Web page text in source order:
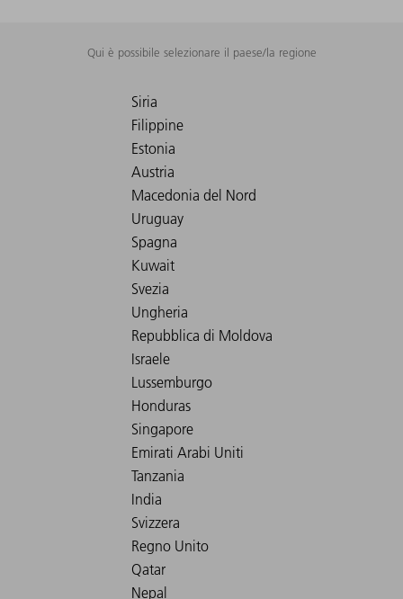
Qui è possibile selezionare il paese/la regione